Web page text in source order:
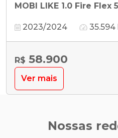
MOBI LIKE 1.0 Fire Flex
2023/2024
R$ 58.900
Ver mais
Nossas